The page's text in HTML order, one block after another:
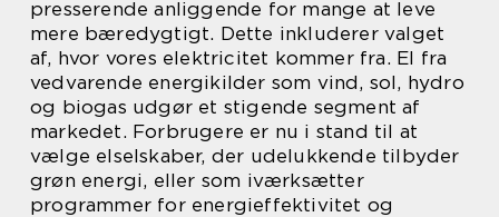
presserende anliggende for mange at leve
mere bæredygtigt. Dette inkluderer valget
af, hvor vores elektricitet kommer fra. El fra
vedvarende energikilder som vind, sol, hydro
og biogas udgør et stigende segment af
markedet. Forbrugere er nu i stand til at
vælge elselskaber, der udelukkende tilbyder
grøn energi, eller som iværksætter
programmer for energieffektivitet og